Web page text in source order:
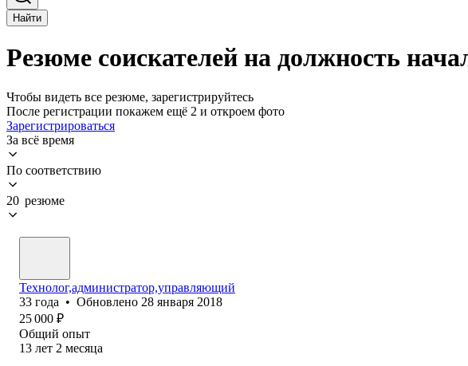
Найти
Резюме соискателей на должность
Чтобы видеть все резюме, зарегистрируйтесь
После регистрации покажем ещё 2 и откроем фото
Зарегистрироваться
За всё время
По соответствию
20 резюме
Технолог,администратор,управляющий
33 года • Обновлено 28 января 2018
25 000 ₽
Общий опыт
13 лет 2 месяца